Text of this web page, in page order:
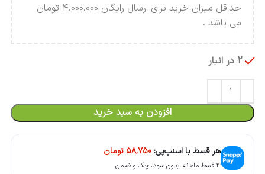
حداقل میزان خرید برای ارسال رایگان 4.000.000 تومان
می باشد .
2 در انبار
افزودن به سبد خرید
هر قسط با اسنپ‌پی: 58,750 تومان
۴ قسط ماهانه. بدون سود، چک و ضامن.